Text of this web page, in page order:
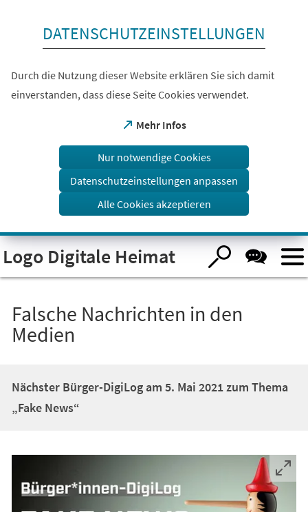
DATENSCHUTZEINSTELLUNGEN
Durch die Nutzung dieser Website erklären Sie sich damit
einverstanden, dass diese Seite Cookies verwendet.
Mehr Infos
(Öffnet
einem
Tab)
Nur notwendige Cookies
Datenschutzeinstellungen anpassen
Alle Cookies akzeptieren
Logo Digitale Heimat
Falsche Nachrichten in den
Medien
Nächster Bürger-DigiLog am 5. Mai 2021 zum Thema
„Fake News“